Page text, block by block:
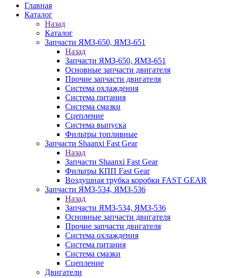
Главная
Каталог
Назад
Каталог
Запчасти ЯМЗ-650, ЯМЗ-651
Назад
Запчасти ЯМЗ-650, ЯМЗ-651
Основные запчасти двигателя
Прочие запчасти двигателя
Система охлаждения
Система питания
Система смазки
Сцепление
Система выпуска
Фильтры топливные
Запчасти Shaanxi Fast Gear
Назад
Запчасти Shaanxi Fast Gear
Фильтры КПП Fast Gear
Воздушная трубка коробки FAST GEAR
Запчасти ЯМЗ-534, ЯМЗ-536
Назад
Запчасти ЯМЗ-534, ЯМЗ-536
Основные запчасти двигателя
Прочие запчасти двигателя
Система охлаждения
Система питания
Система смазки
Сцепление
Двигатели